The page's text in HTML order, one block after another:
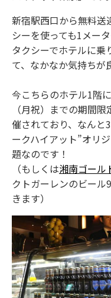
新宿駅西口から無料送
シーを使っても1メー
タクシーでホテルに乗
て、なかなか気持ちが
今こちらのホテル1階
（月祝）までの期間限
催されており、なん
ークハイアット”オリ
題なのです！
（もしくは湘南ゴール
クトガーレンのビー
きます）